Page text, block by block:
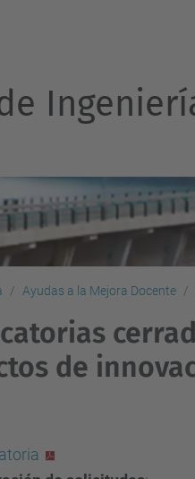
Ayudas a la Mejora Docente
de